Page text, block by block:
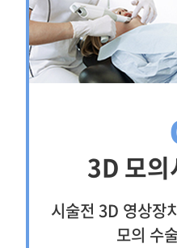
3D 모의
시술전 3D 영상장
모의 수